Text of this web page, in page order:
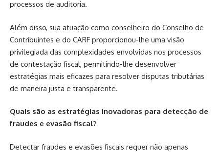
processos de auditoria.
Além disso, sua atuação como conselheiro do Conselho de
Contribuintes e do CARF proporcionou-lhe uma visão
privilegiada das complexidades envolvidas nos processos
de contestação fiscal, permitindo-lhe desenvolver
estratégias mais eficazes para resolver disputas tributárias
de maneira justa e transparente.
Quais são as estratégias inovadoras para detecção de
fraudes e evasão fiscal?
Detectar fraudes e evasões fiscais requer não apenas